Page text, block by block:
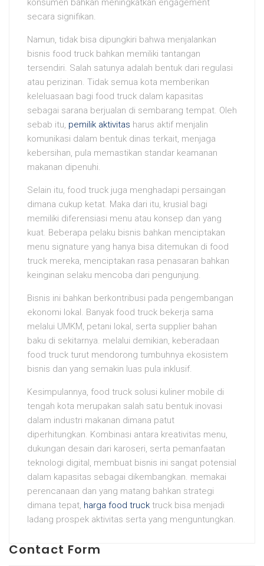
konsumen bahkan meningkatkan engagement
secara signifikan.
Namun, tidak bisa dipungkiri bahwa menjalankan
bisnis food truck bahkan memiliki tantangan
tersendiri. Salah satunya adalah bentuk dari regulasi
atau perizinan. Tidak semua kota memberikan
keleluasaan bagi food truck dalam kapasitas
sebagai sarana berjualan di sembarang tempat. Oleh
sebab itu, pemilik aktivitas harus aktif menjalin
komunikasi dalam bentuk dinas terkait, menjaga
kebersihan, pula memastikan standar keamanan
makanan dipenuhi.
Selain itu, food truck juga menghadapi persaingan
dimana cukup ketat. Maka dari itu, krusial bagi
memiliki diferensiasi menu atau konsep dan yang
kuat. Beberapa pelaku bisnis bahkan menciptakan
menu signature yang hanya bisa ditemukan di food
truck mereka, menciptakan rasa penasaran bahkan
keinginan selaku mencoba dari pengunjung.
Bisnis ini bahkan berkontribusi pada pengembangan
ekonomi lokal. Banyak food truck bekerja sama
melalui UMKM, petani lokal, serta supplier bahan
baku di sekitarnya. melalui demikian, keberadaan
food truck turut mendorong tumbuhnya ekosistem
bisnis dan yang semakin luas pula inklusif.
Kesimpulannya, food truck solusi kuliner mobile di
tengah kota merupakan salah satu bentuk inovasi
dalam industri makanan dimana patut
diperhitungkan. Kombinasi antara kreativitas menu,
dukungan desain dari karoseri, serta pemanfaatan
teknologi digital, membuat bisnis ini sangat potensial
dalam kapasitas sebagai dikembangkan. memakai
perencanaan dan yang matang bahkan strategi
dimana tepat, harga food truck truck bisa menjadi
ladang prospek aktivitas serta yang menguntungkan.
Contact Form